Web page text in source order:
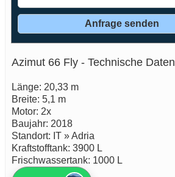
Azimut 66 Fly - Technische Daten
Länge: 20,33 m
Breite: 5,1 m
Motor: 2x
Baujahr: 2018
Standort: IT » Adria
Kraftstofftank: 3900 L
Frischwassertank: 1000 L